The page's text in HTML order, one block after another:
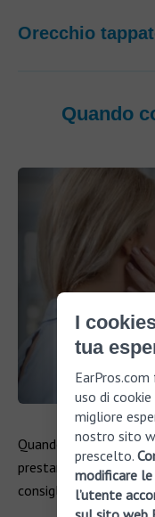
Orecchio
Quando
Quando si tratta di
prestare attenzione a
consigliabile
I
tua
uso di
migliore
nostro sito
prescelto.
modificare
l’utente